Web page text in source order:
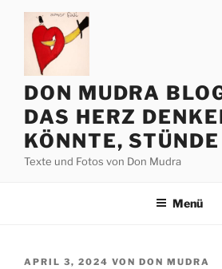
Zum
springen
DON MUDRA
DAS HERZ
KÖNNTE,
Texte und Fotos von Don Mudra
Menü
VERÖFFENTLICHT
APRIL 3, 2024 VON DON MUDRA